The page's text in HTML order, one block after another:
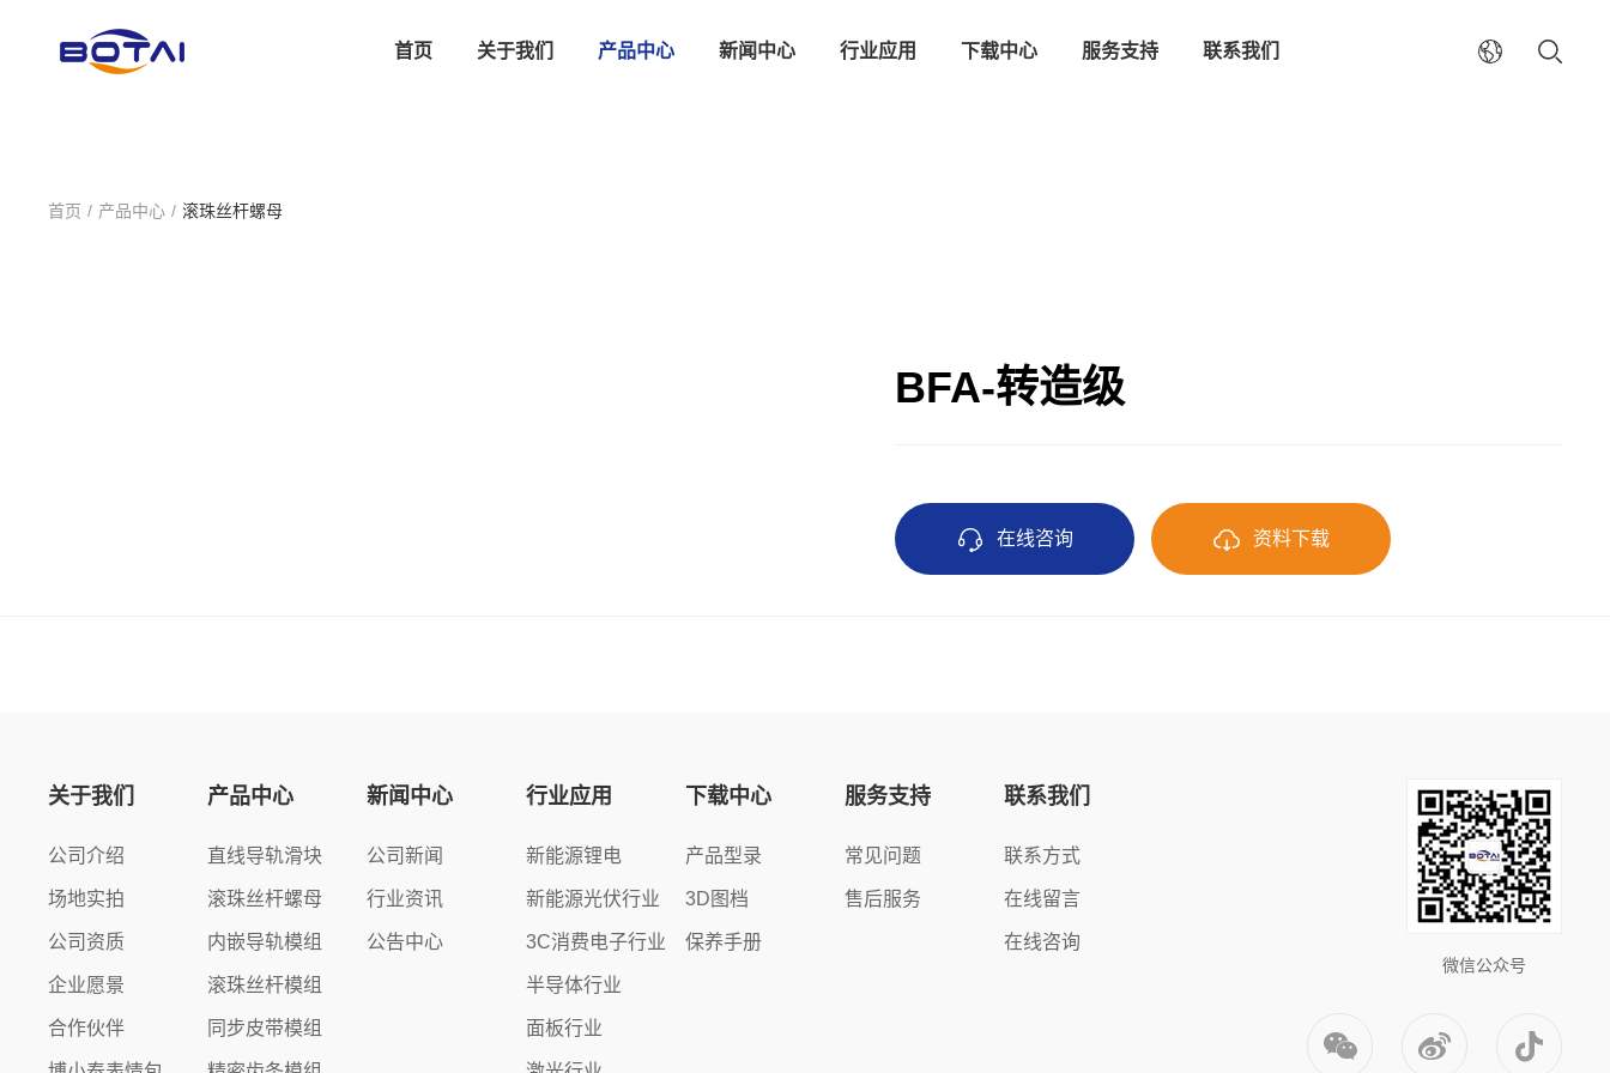
首页 关于我们 产品中心 新闻中心 行业应用 下载中心 服务支持 联系我们
首页 / 产品中心 / 滚珠丝杆螺母
BFA-转造级
在线咨询 资料下载
关于我们
公司介绍
场地实拍
公司资质
企业愿景
合作伙伴
产品中心
直线导轨滑块
滚珠丝杆螺母
内嵌导轨模组
滚珠丝杆模组
同步皮带模组
新闻中心
公司新闻
行业资讯
公告中心
行业应用
新能源锂电
新能源光伏行业
3C消费电子行业
半导体行业
面板行业
下载中心
产品型录
3D图档
保养手册
服务支持
常见问题
售后服务
联系我们
联系方式
在线留言
在线咨询
微信公众号